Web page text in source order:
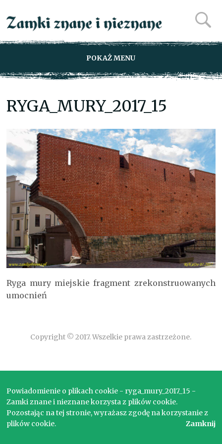
POKAŻ MENU
RYGA_MURY_2017_15
Ryga mury miejskie fragment zrekonstruowanych
umocnień
Copyright © 2017. Wszelkie prawa zastrzeżone.
Powiadomienie o plikach cookie - ryga_mury_2017_15 -
Zamki znane i nieznane korzysta z plików cookie.
Pozostając na tej stronie, wyrażasz zgodę na korzystanie z
plików cookie.
Zamknij